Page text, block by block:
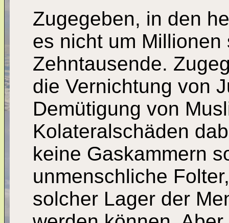
Zugegeben, in den
es nicht um Millionen
Zehntausende.
die Vernichtung von
Demütigung von
Kolateralschäden
keine Gaskammern
unmenschliche
solcher Lager der